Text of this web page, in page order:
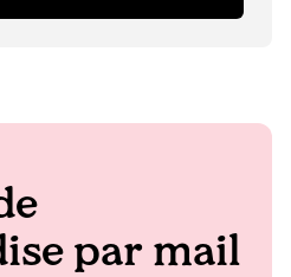
et adore les lampes
par mail